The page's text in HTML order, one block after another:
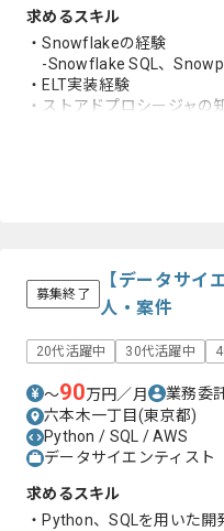
求めるスキル
・Snowflakeの経験
-Snowflake SQL、
・ELT実装経験
・ストアドプロシージャの
募集終了
【データサイ
人・案件
20代活躍中 30代活躍中
〜90万円／月 業務委
六本木一丁目(東京都)
Python / SQL / AWS
データサイエンティスト
求めるスキル
・Python、SQLを用いた開